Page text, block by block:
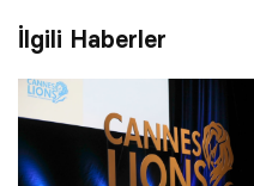
İlgili Haberler